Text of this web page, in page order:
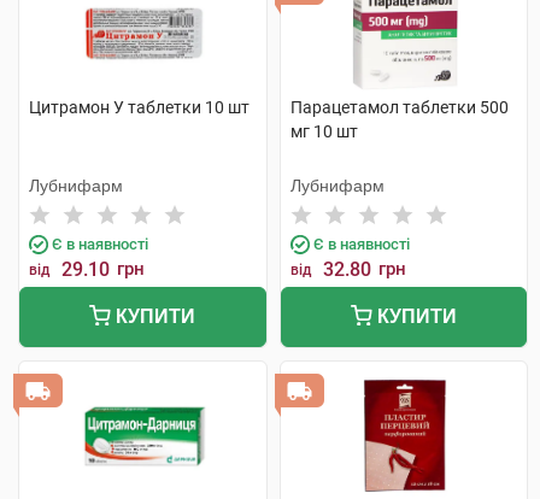
Цитрамон У таблетки 10 шт
Лубнифарм
Є в наявності
від 29.10 грн
КУПИТИ
Парацетамол таблетки 500
мг 10 шт
Лубнифарм
Є в наявності
від 32.80 грн
КУПИТИ